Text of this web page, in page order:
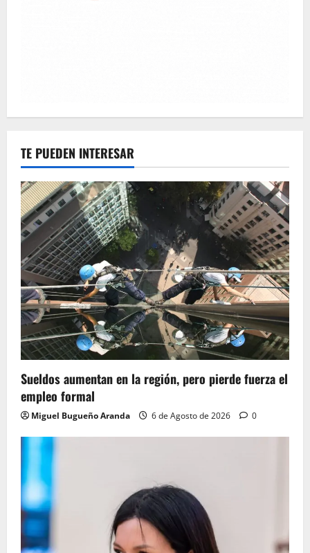
TE PUEDEN INTERESAR
Sueldos aumentan en la región, pero pierde fuerza el
empleo formal
Miguel Bugueño Aranda 6 de Agosto de 2026 0